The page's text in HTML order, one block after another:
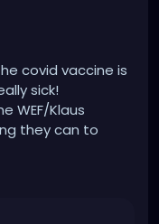
covid vaccine is
sick!
WEF/Klaus
they can to
labs and getting